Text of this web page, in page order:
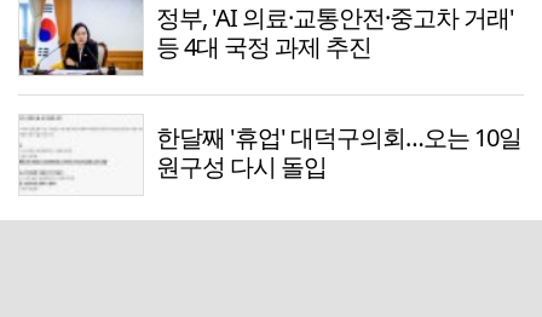
정부, 'AI 의료·교통안전·중고차 거래'
등 4대 국정 과제 추진
한달째 '휴업' 대덕구의회…오는 10일
원구성 다시 돌입